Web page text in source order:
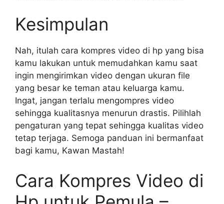
Kesimpulan
Nah, itulah cara kompres video di hp yang bisa
kamu lakukan untuk memudahkan kamu saat
ingin mengirimkan video dengan ukuran file
yang besar ke teman atau keluarga kamu.
Ingat, jangan terlalu mengompres video
sehingga kualitasnya menurun drastis. Pilihlah
pengaturan yang tepat sehingga kualitas video
tetap terjaga. Semoga panduan ini bermanfaat
bagi kamu, Kawan Mastah!
Cara Kompres Video di